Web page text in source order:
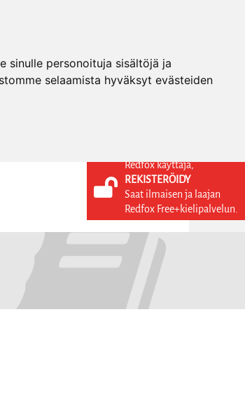
sinulle personoituja sisältöjä ja
selaamista hyväksyt evästeiden
KIRJAUDU SISÄÄN
REKISTERÖIDY
Redfox käyttäjä,
REKISTERÖIDY
Saat ilmaisen ja laajan
Redfox Free+kielipalvelun.